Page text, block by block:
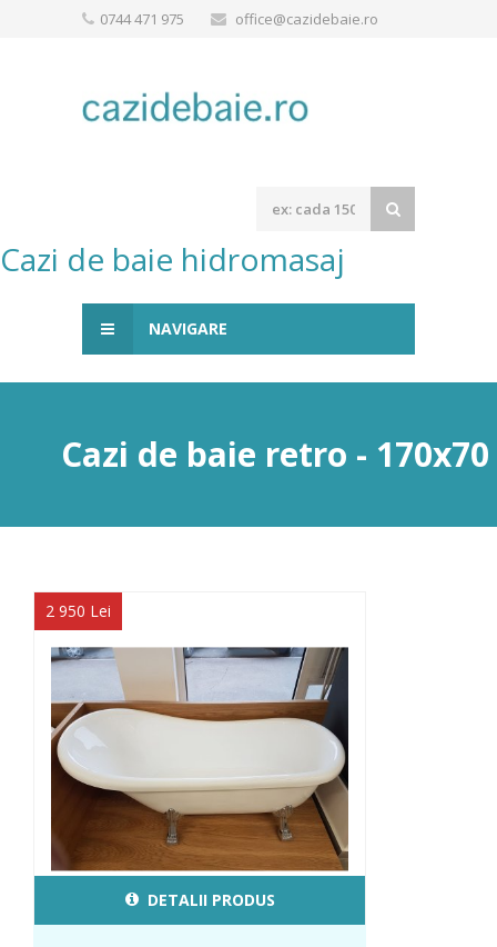
0744 471 975 office@cazidebaie.ro
Cazi de baie hidromasaj
NAVIGARE
Cazi de baie retro -
2 950 Lei
DETALII PRODUS